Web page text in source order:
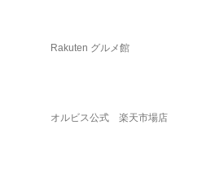
Rakuten グルメ館
オルビス公式 楽天市場店